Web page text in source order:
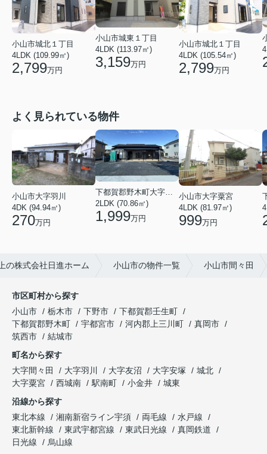
小山市城北１丁目
4LDK (109.99㎡)
2,799万円
小山市城東１丁目
4LDK (113.97㎡)
3,159万円
小山市城北１丁目
4LDK (105.54㎡)
2,799万円
よく見られている物件
小山市大字羽川
4DK (94.94㎡)
270万円
2LDK (70.86㎡)
1,999万円
小山市大字粟宮
4LDK (81.97㎡)
999万円
の株式会社日進ホーム 小山市の物件一覧 小山市間々田
市区町村から探す
小山市
栃木市 下野市
下都賀郡壬生町
下都賀郡野木町
宇都宮市 河内郡上三川町
真岡市
筑西市
結城市
町名から探す
大字間々田
大字羽川 大字友沼 大字安塚
城北
大字粟宮
西城南 駅南町 小金井
城東
沿線から探す
東北本線
湘南新宿ライン宇須 両毛線
水戸線
東北新幹線
東武宇都宮線 東武日光線
真岡鉄道
日光線
烏山線